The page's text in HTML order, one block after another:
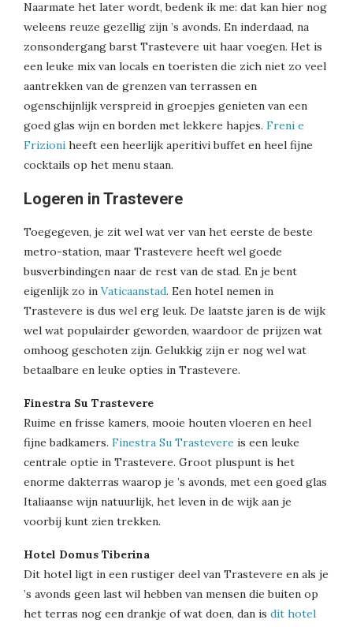
Naarmate het later wordt, bedenk ik me: dat kan hier nog
weleens reuze gezellig zijn ’s avonds. En inderdaad, na
zonsondergang barst Trastevere uit haar voegen. Het is
een leuke mix van locals en toeristen die zich niet zo veel
aantrekken van de grenzen van terrassen en
ogenschijnlijk verspreid in groepjes genieten van een
goed glas wijn en borden met lekkere hapjes. Freni e
Frizioni heeft een heerlijk aperitivi buffet en heel fijne
cocktails op het menu staan.
Logeren in Trastevere
Toegegeven, je zit wel wat ver van het eerste de beste
metro-station, maar Trastevere heeft wel goede
busverbindingen naar de rest van de stad. En je bent
eigenlijk zo in Vaticaanstad. Een hotel nemen in
Trastevere is dus wel erg leuk. De laatste jaren is de wijk
wel wat populairder geworden, waardoor de prijzen wat
omhoog geschoten zijn. Gelukkig zijn er nog wel wat
betaalbare en leuke opties in Trastevere.
Finestra Su Trastevere
Ruime en frisse kamers, mooie houten vloeren en heel
fijne badkamers. Finestra Su Trastevere is een leuke
centrale optie in Trastevere. Groot pluspunt is het
enorme dakterras waarop je ’s avonds, met een goed glas
Italiaanse wijn natuurlijk, het leven in de wijk aan je
voorbij kunt zien trekken.
Hotel Domus Tiberina
Dit hotel ligt in een rustiger deel van Trastevere en als je
’s avonds geen last wil hebben van mensen die buiten op
het terras nog een drankje of wat doen, dan is dit hotel